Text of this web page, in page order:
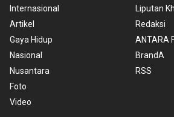
Internasional
Artikel
Gaya Hidup
Nasional
Nusantara
Foto
Video
Liputan
Redaksi
ANTARA
BrandA
RSS